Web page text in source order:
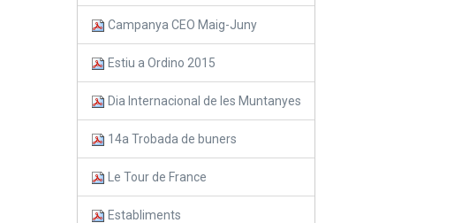
Campanya CEO Maig-Juny
Estiu a Ordino 2015
Dia Internacional de les Muntanyes
14a Trobada de buners
Le Tour de France
Establiments